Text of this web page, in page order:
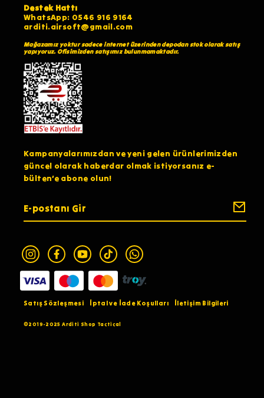
Destek Hattı
WhatsApp: 0546 916 9164
arditi.airsoft@gmail.com
Mağazamız yoktur sadece internet üzerinden depodan stok olarak satış
yapıyoruz. Ofisimizden satışımız bulunmamaktadır.
Kampanyalarımızdan ve yeni gelen ürünlerimizden
güncel olarak haberdar olmak istiyorsanız e-
bülten’e abone olun!
©2019-2025 Arditi Shop Tactical
Satış Sözleşmesi İptal ve İade Koşulları İletişim Bilgileri